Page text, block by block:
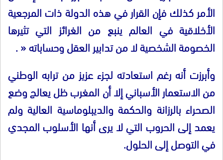
الأمر كذلك فإن القرار في هذه الدولة ذات المرجعية
الأخلاقية في العالم ينبع من الغرائز التي تثيرها
الخصومة الشخصية لا من تدابير العقل وحساباته« .
وأبرزت أنه رغم استعادته لجزء عزيز من ترابه الوطني
من الاستعمار الأسباني إلا أن المغرب ظل يعالج وضع
الصحراء بالرزانة والحكمة والديبلوماسية العالية ولم
يعمد إلى الحروب التي لا يرى أنها الأسلوب المجدي
في التوصل إلى الحلول.